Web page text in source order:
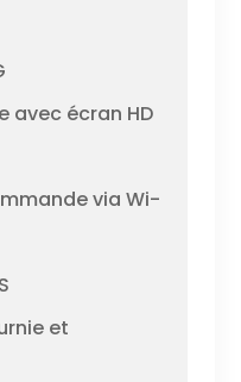
avec écran HD
via Wi-
et